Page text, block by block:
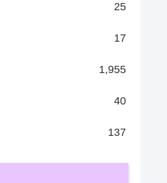
25
17
1,955
40
137